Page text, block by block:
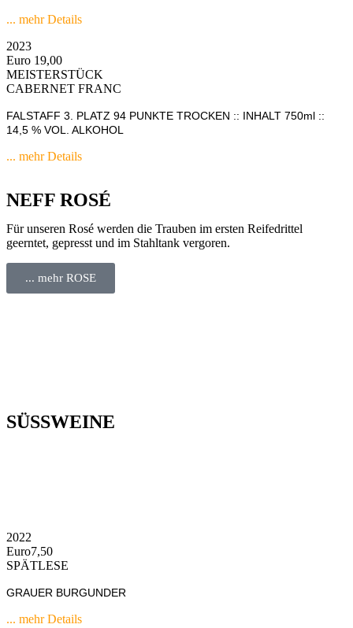
... mehr Details
2023
Euro 19,00
MEISTERSTÜCK
CABERNET FRANC
FALSTAFF 3. PLATZ 94 PUNKTE TROCKEN :: INHALT 750ml ::
14,5 % VOL. ALKOHOL
... mehr Details
NEFF ROSÉ
Für unseren Rosé werden die Trauben im ersten Reifedrittel
geerntet, gepresst und im Stahltank vergoren.
... mehr ROSE
SÜSSWEINE
2022
Euro7,50
SPÄTLESE
GRAUER BURGUNDER
... mehr Details